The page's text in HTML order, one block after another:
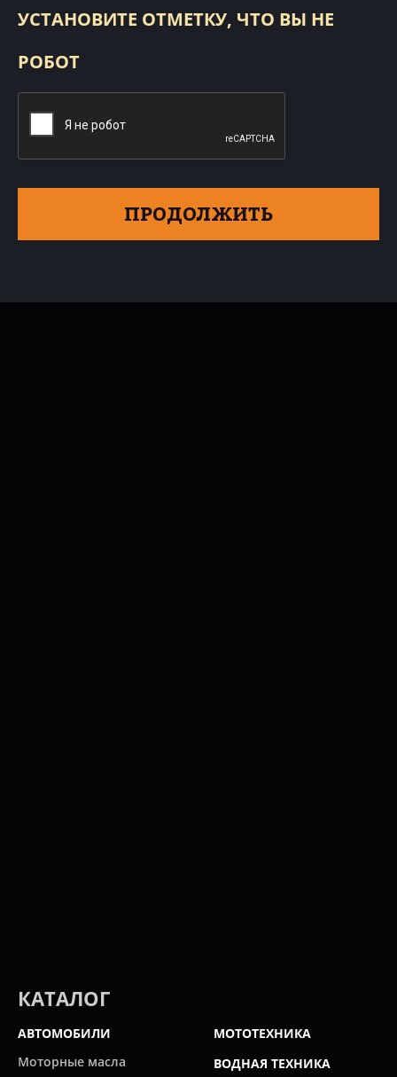
УСТАНОВИТЕ ОТМЕТКУ, ЧТО ВЫ НЕ
РОБОТ
ПРОДОЛЖИТЬ
КАТАЛОГ
АВТОМОБИЛИ
Моторные масла
МОТОТЕХНИКА
ВОДНАЯ ТЕХНИКА